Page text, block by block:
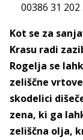
00386 31 202
Kot se za
Krasu radi
Rogelja se
zeliščne
skodelici
zena, ki ga
zeliščna olja,